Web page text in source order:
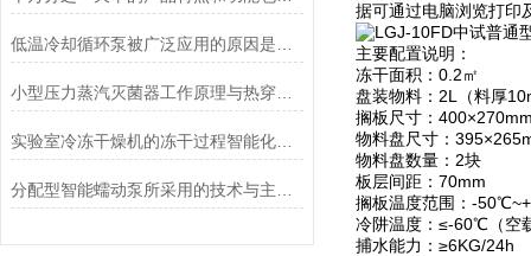
小型压力蒸汽灭菌器工作原理与热穿透性分析
实验室冷冻干燥机的冻干过程智能化功能和基本操作流程
据可通过电脑浏览打印
主要配置说明：
冻干面积：0.2㎡
盘装物料：2L（料厚
搁板尺寸：
物料盘尺寸：
物料盘数量：2块
板层间距：70mm
搁板温度范围：-
冷阱温度：≤-60℃（空
捕水能力：≥6KG/24h